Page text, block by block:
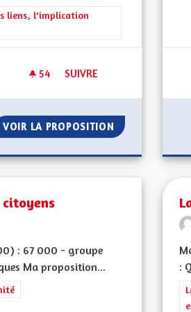
: Les solidarités, les soins et les
liens, l'implication
54 54 ABONNÉS
SUIVRE
LA GESTION DES
VOIR LA PROPOSITION LA GESTION
: 67 000 - groupe
Ma proposition...
: Les services publics en proximité
: